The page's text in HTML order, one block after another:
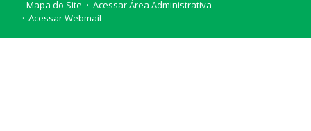
Mapa do Site
Acessar Área Administrativa
Acessar Webmail